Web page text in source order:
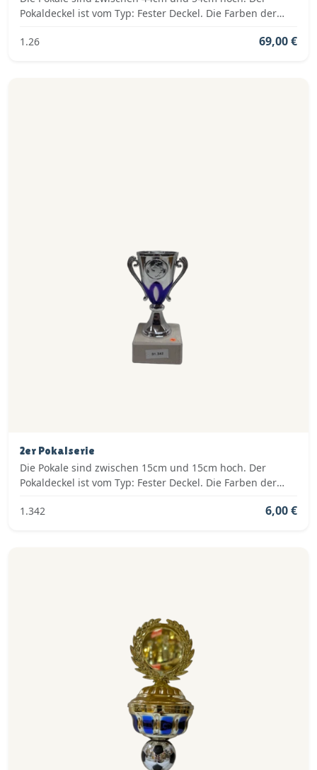
Pokaldeckel ist vom Typ: Fester Deckel. Die Farben der
1.26
69,00 €
2er Pokalserie
Die Pokale sind zwischen 15cm und 15cm hoch. Der
Pokaldeckel ist vom Typ: Fester Deckel. Die Farben der
1.342
6,00 €